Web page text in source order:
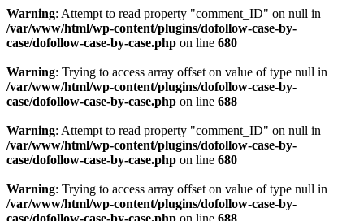
Warning: Attempt to read property "comment_ID" on null in
/var/www/html/wp-content/plugins/dofollow-case-by-
case/dofollow-case-by-case.php on line 680
Warning: Trying to access array offset on value of type null in
/var/www/html/wp-content/plugins/dofollow-case-by-
case/dofollow-case-by-case.php on line 688
Warning: Attempt to read property "comment_ID" on null in
/var/www/html/wp-content/plugins/dofollow-case-by-
case/dofollow-case-by-case.php on line 680
Warning: Trying to access array offset on value of type null in
/var/www/html/wp-content/plugins/dofollow-case-by-